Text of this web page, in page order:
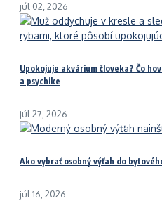
júl 02, 2026
Upokojuje akvárium človeka? Čo
a psychike
júl 27, 2026
Ako vybrať osobný výťah do
júl 16, 2026